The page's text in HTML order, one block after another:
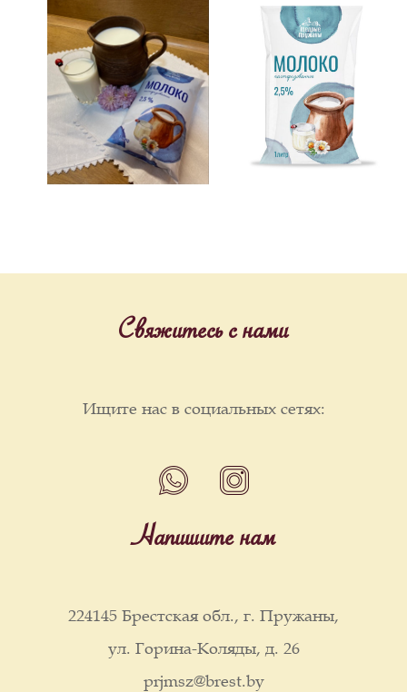
Свяжитесь с нами
Ищите нас в социальных сетях:
Напишите нам
224145 Брестская обл., г. Пружаны,
ул. Горина-Коляды, д. 26
prjmsz@brest.by